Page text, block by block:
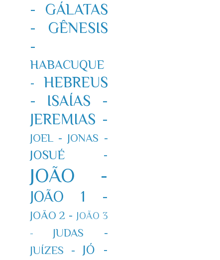
-
GÁLATAS
-
GÊNESIS
-
HABACUQUE
-
HEBREUS
-
ISAÍAS -
JEREMIAS -
JOEL - JONAS -
JOSUÉ -
JOÃO -
JOÃO 1 -
JOÃO 2 - JOÃO 3
-
JUDAS -
JUÍZES -
JÓ -